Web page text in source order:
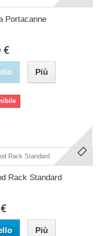
Portacanne
€
Più
Rack Standard
Più